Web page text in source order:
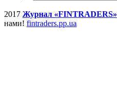
2017 Журнал «FINTRADERS»
нами! fintraders.pp.ua